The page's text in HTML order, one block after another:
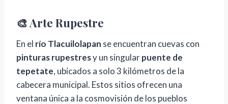
🎨 Arte Rupestre
En el río Tlacuilolapan se encuentran cuevas con
pinturas rupestresy un singularpuente de
tepetate, ubicados a solo 3 kilómetros de la
cabecera municipal. Estos sitios ofrecen una
ventana única a la cosmovisión de los pueblos